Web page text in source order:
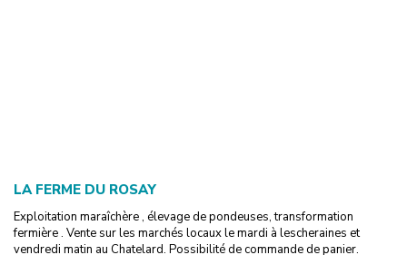
LA FERME DU ROSAY
Exploitation maraîchère , élevage de pondeuses, transformation
fermière . Vente sur les marchés locaux le mardi à lescheraines et
vendredi matin au Chatelard. Possibilité de commande de panier.